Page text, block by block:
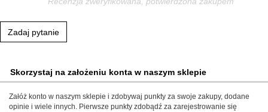
Zadaj pytanie
Skorzystaj na założeniu konta w naszym sklepie
Załóż konto w naszym sklepie i zdobywaj punkty za swoje zakupy, dodane
opinie i wiele innych. Pierwsze punkty zdobądź za zarejestrowanie się